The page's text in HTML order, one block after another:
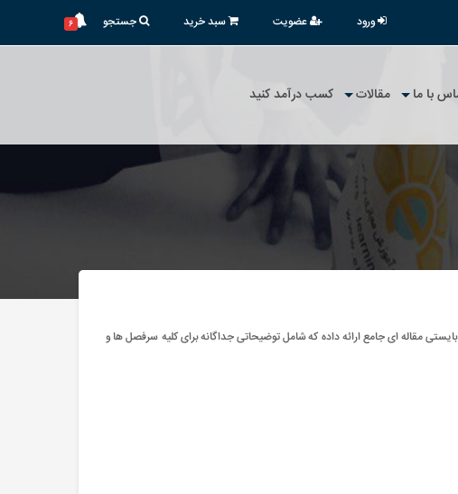
ورود عضویت سبد خرید جستجو ۶
با ما مقالات کسب درآمد کنید
مقاله ای جامع ارائه داده که شامل توضیحاتی جداگانه برای کلیه سرفصل ها و